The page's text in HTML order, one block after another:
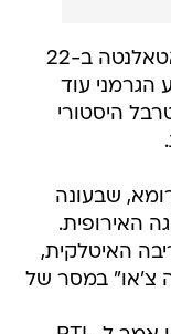
צ'אבי אלונסו ושחקניו, שיפגשו את אטאלנטה ב-22
הגרמני עוד
היסטורי
שבעונה
האירופית.
האיטלקית,
צ'או" במסר של